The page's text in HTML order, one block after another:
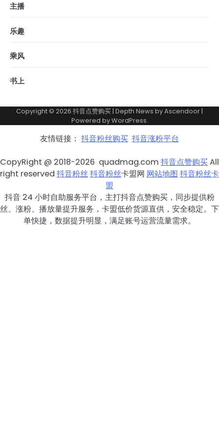
主播
乐趣
乘风
书上
Copyright © 2026 抖音点赞购买| Depth News byAscendoor|
Powered byWordPress.
友情链接： 抖音粉丝购买 抖音涨粉平台
CopyRight @ 2018-2026 quadmag.com 抖音点赞购买All
right reserved 抖音粉丝抖音粉丝卡盟网 网站地图 抖音粉丝卡
盟
抖音 24 小时自助服务平台，主打抖音点赞购买，同步提供粉
丝、涨粉、播放量提升服务，卡盟低价货源直供，安全稳定。下
单快捷，数据提升明显，满足账号运营流量需求。